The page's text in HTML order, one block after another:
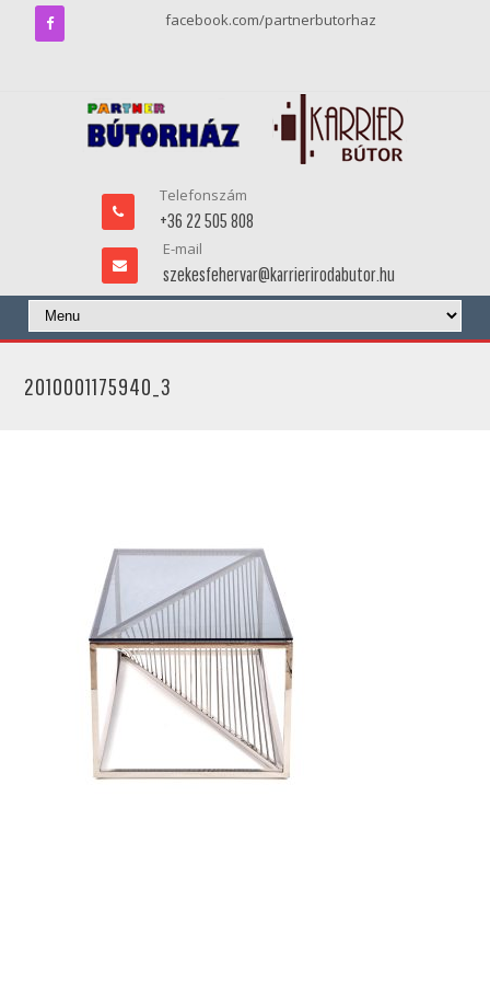
facebook.com/partnerbutorhaz
Telefonszám
+36 22 505 808
E-mail
szekesfehervar@karrierirodabutor.hu
2010001175940_3